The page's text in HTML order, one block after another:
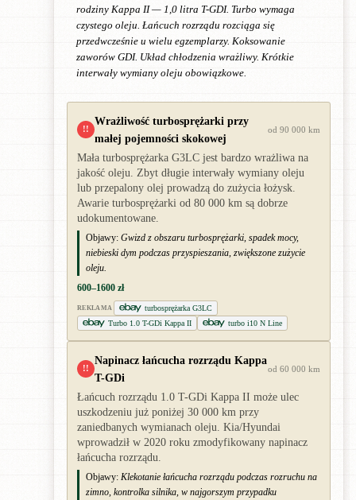
rodziny Kappa II — 1,0 litra T-GDI. Turbo wymaga
czystego oleju. Łańcuch rozrządu rozciąga się
przedwcześnie u wielu egzemplarzy. Koksowanie
zaworów GDI. Układ chłodzenia wrażliwy. Krótkie
interwały wymiany oleju obowiązkowe.
!!
Wrażliwość turbosprężarki przy
małej pojemności skokowej
od 90 000 km
Mała turbosprężarka G3LC jest bardzo wrażliwa na
jakość oleju. Zbyt długie interwały wymiany oleju
lub przepalony olej prowadzą do zużycia łożysk.
Awarie turbosprężarki od 80 000 km są dobrze
udokumentowane.
Objawy: Gwizd z obszaru turbosprężarki, spadek mocy,
niebieski dym podczas przyspieszania, zwiększone zużycie
oleju.
600–1600 zł
REKLAMA
turbosprężarka G3LC
Turbo 1.0 T-GDi Kappa II
turbo i10 N Line
!!
Napinacz łańcucha rozrządu Kappa
T-GDi
od 60 000 km
Łańcuch rozrządu 1.0 T-GDi Kappa II może ulec
uszkodzeniu już poniżej 30 000 km przy
zaniedbanych wymianach oleju. Kia/Hyundai
wprowadził w 2020 roku zmodyfikowany napinacz
łańcucha rozrządu.
Objawy: Klekotanie łańcucha rozrządu podczas rozruchu na
zimno, kontrolka silnika, w najgorszym przypadku